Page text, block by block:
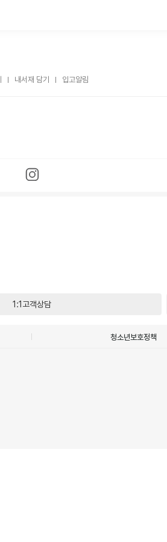
내서재 담기 입고알림
1:1고객상담
청소년보호정책